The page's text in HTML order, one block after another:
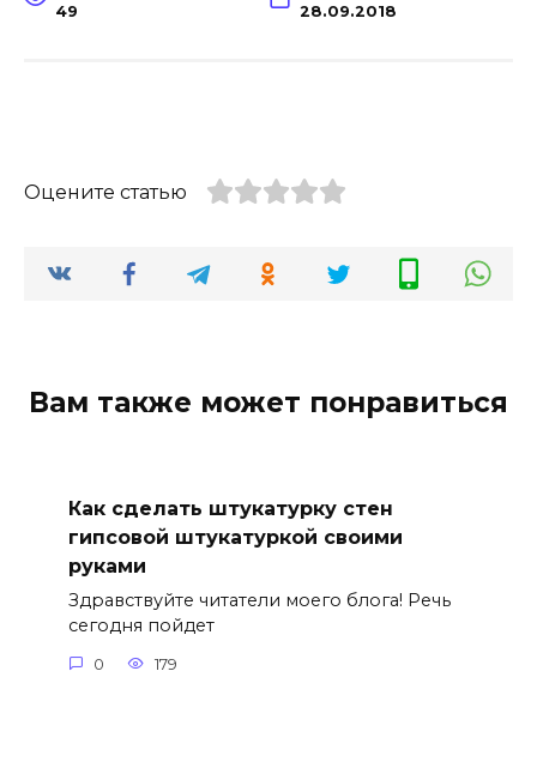
49 28.09.2018
Оцените статью
Вам также может понравиться
Как сделать штукатурку стен
гипсовой штукатуркой своими
руками
Здравствуйте читатели моего блога! Речь
сегодня пойдет
0 179